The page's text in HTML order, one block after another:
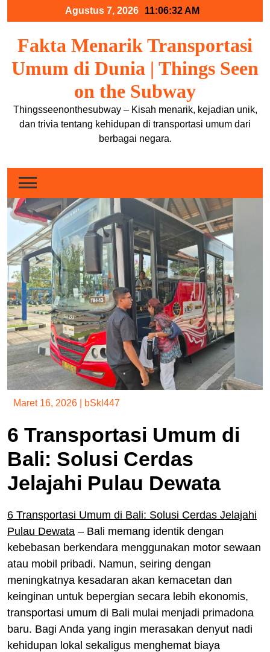
Agustus 7, 2026 11:06:32 AM
Fakta Menarik Transportasi
Umum di Dunia | Things Seen
on the Subway
Thingsseenonthesubway – Kisah menarik, kejadian unik,
dan trivia tentang kehidupan di transportasi umum dari
berbagai negara.
Maret 16, 2026 bSkl447
6 Transportasi Umum di
Bali: Solusi Cerdas
Jelajahi Pulau Dewata
6 Transportasi Umum di Bali: Solusi Cerdas Jelajahi
Pulau Dewata – Bali memang identik dengan
kebebasan berkendara menggunakan motor sewaan
atau mobil pribadi. Namun, seiring dengan
meningkatnya kesadaran akan kemacetan dan
keinginan untuk bepergian secara lebih ekonomis,
transportasi umum di Bali mulai menjadi primadona
baru. Bagi Anda yang ingin merasakan denyut nadi
kehidupan lokal sekaligus menghemat biaya